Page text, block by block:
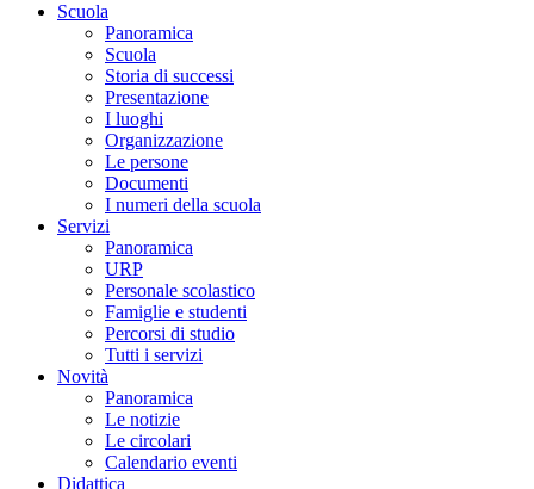
Scuola
Panoramica
Scuola
Storia di successi
Presentazione
I luoghi
Organizzazione
Le persone
Documenti
I numeri della scuola
Servizi
Panoramica
URP
Personale scolastico
Famiglie e studenti
Percorsi di studio
Tutti i servizi
Novità
Panoramica
Le notizie
Le circolari
Calendario eventi
Didattica